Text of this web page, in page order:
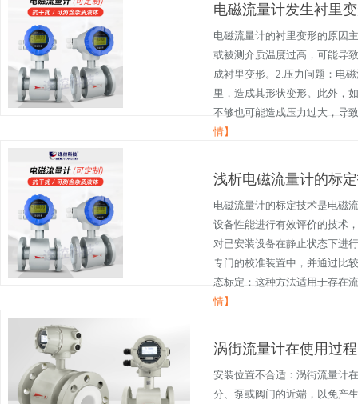
电磁流量计发生衬里
电磁流量计的衬里变形的原因
或被测介质温度过高，可能导
成衬里变形。2.压力问题：电
里，造成其形状变形。此外，
不够也可能造成压力过大，导
情】
浅析电磁流量计的标
电磁流量计的标定技术是电磁
设备性能进行有效评价的技术
对已安装设备在静止状态下进
专门的校准装置中，并通过比
态标定：这种方法适用于存在
情】
涡街流量计在使用过
安装位置不合适：涡街流量计
分、泵或阀门的近端，以免产